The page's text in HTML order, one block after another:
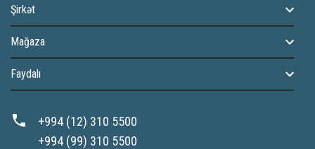
Şirkət
Mağaza
Faydalı
+994 (12) 310 5500
+994 (99) 310 5500